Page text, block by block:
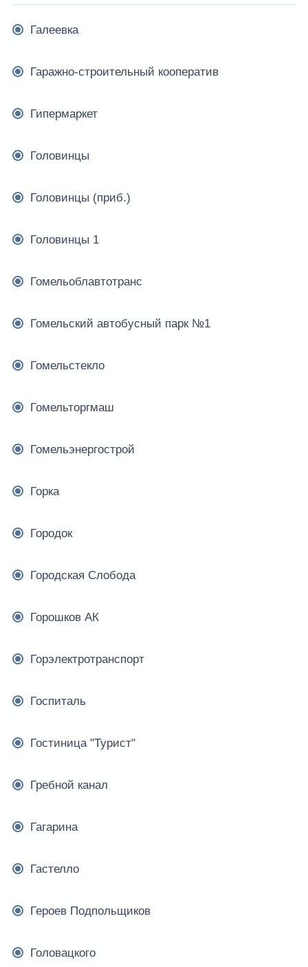
Галеевка
Гаражно-строительный кооператив
Гипермаркет
Головинцы
Головинцы (приб.)
Головинцы 1
Гомельоблавтотранс
Гомельский автобусный парк №1
Гомельстекло
Гомельторгмаш
Гомельэнергострой
Горка
Городок
Городская Слобода
Горошков АК
Горэлектротранспорт
Госпиталь
Гостиница "Турист"
Гребной канал
Гагарина
Гастелло
Героев Подпольщиков
Головацкого